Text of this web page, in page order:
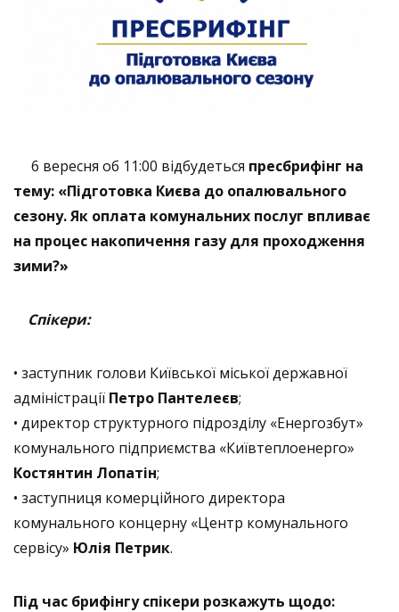
6 вересня об 11:00 відбудеться пресбрифінг на
тему: «Підготовка Києва до опалювального
сезону. Як оплата комунальних послуг впливає
на процес накопичення газу для проходження
зими?»
Спікери:
• заступник голови Київської міської державної
адміністрації Петро Пантелеєв;
• директор структурного підрозділу «Енергозбут»
комунального підприємства «Київтеплоенерго»
Костянтин Лопатін;
• заступниця комерційного директора
комунального концерну «Центр комунального
сервісу» Юлія Петрик.
Під час брифінгу спікери розкажуть щодо: